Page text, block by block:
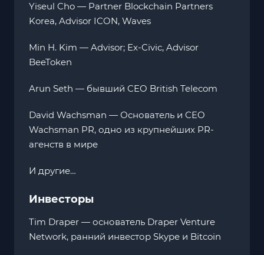
Yiseul Cho — Partner Blockchain Partners
Korea, Advisor ICON, Waves
Min H. Kim — Advisor; Ex-Civic, Advisor
BeeToken
Arun Seth — бывший CEO British Telecom
David Wachsman — Основатель и CEO
Wachsman PR, одно из крупнейших PR-
агенств в мире
И другие…
Инвесторы
Tim Draper — основатель Draper Venture
Network, ранний инвестор Skype и Bitcoin